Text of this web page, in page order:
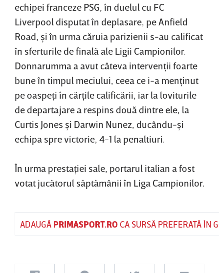
echipei franceze PSG, în duelul cu FC
Liverpool disputat în deplasare, pe Anfield
Road, şi în urma căruia parizienii s-au calificat
în sferturile de finală ale Ligii Campionilor.
Donnarumma a avut câteva intervenţii foarte
bune în timpul meciului, ceea ce i-a menţinut
pe oaspeţi în cărţile calificării, iar la loviturile
de departajare a respins două dintre ele, la
Curtis Jones şi Darwin Nunez, ducându-şi
echipa spre victorie, 4-1 la penaltiuri.
În urma prestaţiei sale, portarul italian a fost
votat jucătorul săptămânii în Liga Campionilor.
ADAUGĂ PRIMASPORT.ROCA SURSĂ PREFERATĂ ÎN